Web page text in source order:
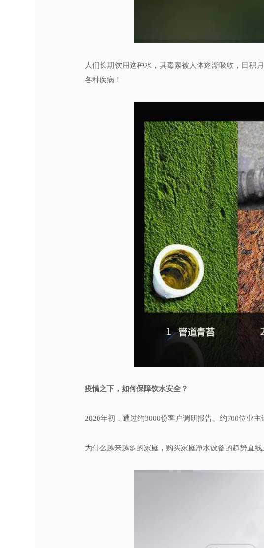
人们长期饮用这种水，其毒素被人体逐渐吸收，日积
各种疾病！
疫情之下，如何保障饮水安全？
2020年初，通过约3000份客户调研报告、约700位业
为什么越来越多的家庭，购买家庭净水设备的趋势直